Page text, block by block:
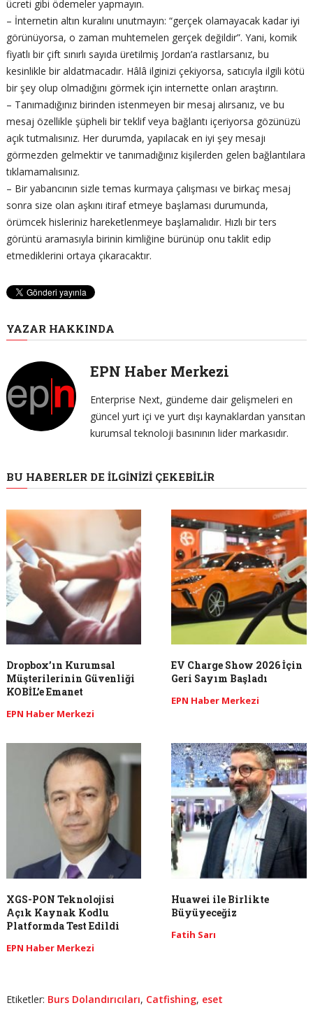
ücreti gibi ödemeler yapmayın.
– İnternetin altın kuralını unutmayın: “gerçek olamayacak kadar iyi
görünüyorsa, o zaman muhtemelen gerçek değildir”. Yani, komik
fiyatlı bir çift sınırlı sayıda üretilmiş Jordan’a rastlarsanız, bu
kesinlikle bir aldatmacadır. Hâlâ ilginizi çekiyorsa, satıcıyla ilgili kötü
bir şey olup olmadığını görmek için internette onları araştırın.
– Tanımadığınız birinden istenmeyen bir mesaj alırsanız, ve bu
mesaj özellikle şüpheli bir teklif veya bağlantı içeriyorsa gözünüzü
açık tutmalısınız. Her durumda, yapılacak en iyi şey mesajı
görmezden gelmektir ve tanımadığınız kişilerden gelen bağlantılara
tıklamamalısınız.
– Bir yabancının sizle temas kurmaya çalışması ve birkaç mesaj
sonra size olan aşkını itiraf etmeye başlaması durumunda,
örümcek hisleriniz hareketlenmeye başlamalıdır. Hızlı bir ters
görüntü aramasıyla birinin kimliğine bürünüp onu taklit edip
etmediklerini ortaya çıkaracaktır.
YAZAR HAKKINDA
EPN Haber Merkezi
Enterprise Next, gündeme dair gelişmeleri en
güncel yurt içi ve yurt dışı kaynaklardan yansıtan
kurumsal teknoloji basınının lider markasıdır.
BU HABERLER DE İLGINIZI ÇEKEBILIR
Dropbox’ın Kurumsal
Müşterilerinin Güvenliği
KOBİL’e Emanet
EPN Haber Merkezi
EV Charge Show 2026 İçin
Geri Sayım Başladı
EPN Haber Merkezi
XGS-PON Teknolojisi
Açık Kaynak Kodlu
Platformda Test Edildi
EPN Haber Merkezi
Huawei ile Birlikte
Büyüyeceğiz
Fatih Sarı
Etiketler: Burs Dolandırıcıları, Catfishing, eset